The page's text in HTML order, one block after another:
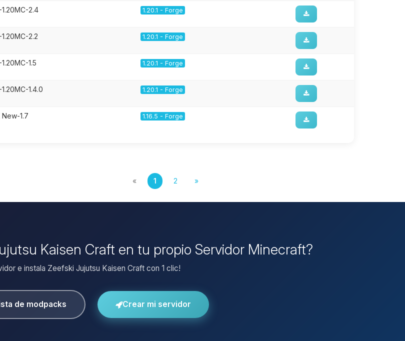
1.20MC-2.4 1.20.1 - Forge
2.2 1.20.1 - Forge
1.5 1.20.1 - Forge
1.4.0 1.20.1 - Forge
1.7 1.16.5 - Forge
« 1 2 »
Kaisen Craft en tu propio Servidor Minecraft?
e instala Zeefski Jujutsu Kaisen Craft con 1 clic!
de modpacks Crear mi servidor